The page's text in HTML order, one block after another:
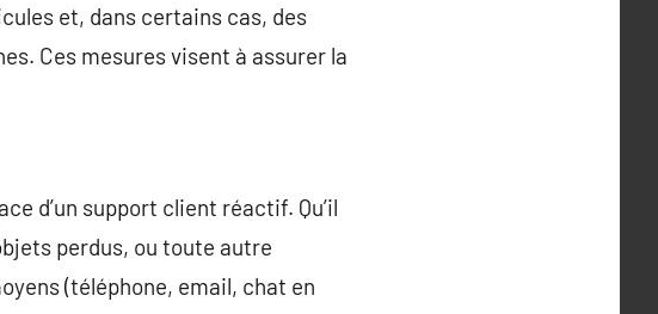
et, dans certains cas, des
Ces mesures visent à assurer la
d’un support client réactif. Qu’il
perdus, ou toute autre
(téléphone, email, chat en